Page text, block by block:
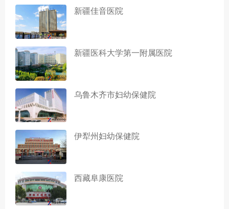
新疆佳音医院
新疆医科大学第一附属医院
乌鲁木齐市妇幼保健院
伊犁州妇幼保健院
西藏阜康医院